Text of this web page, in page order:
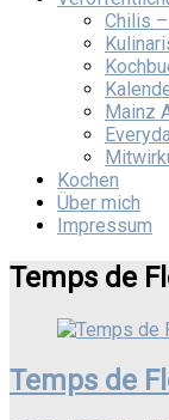
Chilis
Mainz
Kochen
Über mich
Impressum
Temps de
Temps de